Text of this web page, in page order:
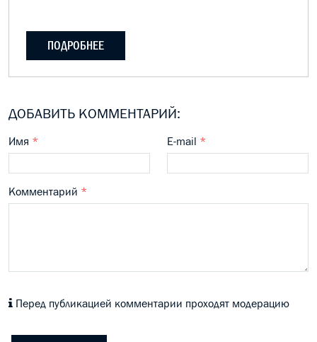
ПОДРОБНЕЕ
ДОБАВИТЬ КОММЕНТАРИЙ:
Имя * E-mail *
Комментарий *
Перед публикацией комментарии проходят модерацию